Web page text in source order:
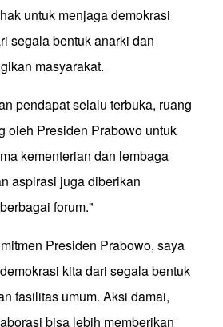
untuk menjaga demokrasi
segala bentuk anarki dan
masyarakat.
pendapat selalu terbuka, ruang
oleh Presiden Prabowo untuk
kementerian dan lembaga
aspirasi juga diberikan
forum."
Presiden Prabowo, saya
kita dari segala bentuk
fasilitas umum. Aksi damai,
bisa lebih memberikan